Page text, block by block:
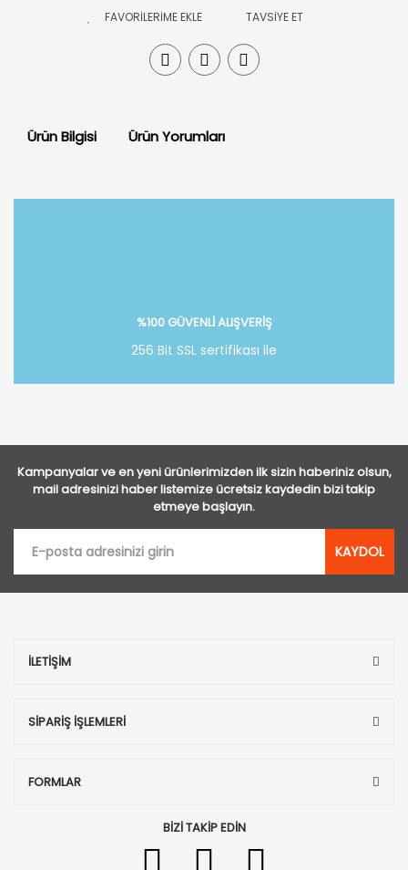
TAVSİYE ET
Ürün Bilgisi Ürün Yorumları
%100 GÜVENLİ ALIŞVERİŞ
256 Bit SSL sertifikası ile
Kampanyalar ve en yeni ürünlerimizden ilk sizin haberiniz olsun,
mail adresinizi haber listemize ücretsiz kaydedin bizi takip
etmeye başlayın.
KAYDOL
İLETİŞİM
SİPARİŞ İŞLEMLERİ
FORMLAR
BİZİ TAKİP EDİN